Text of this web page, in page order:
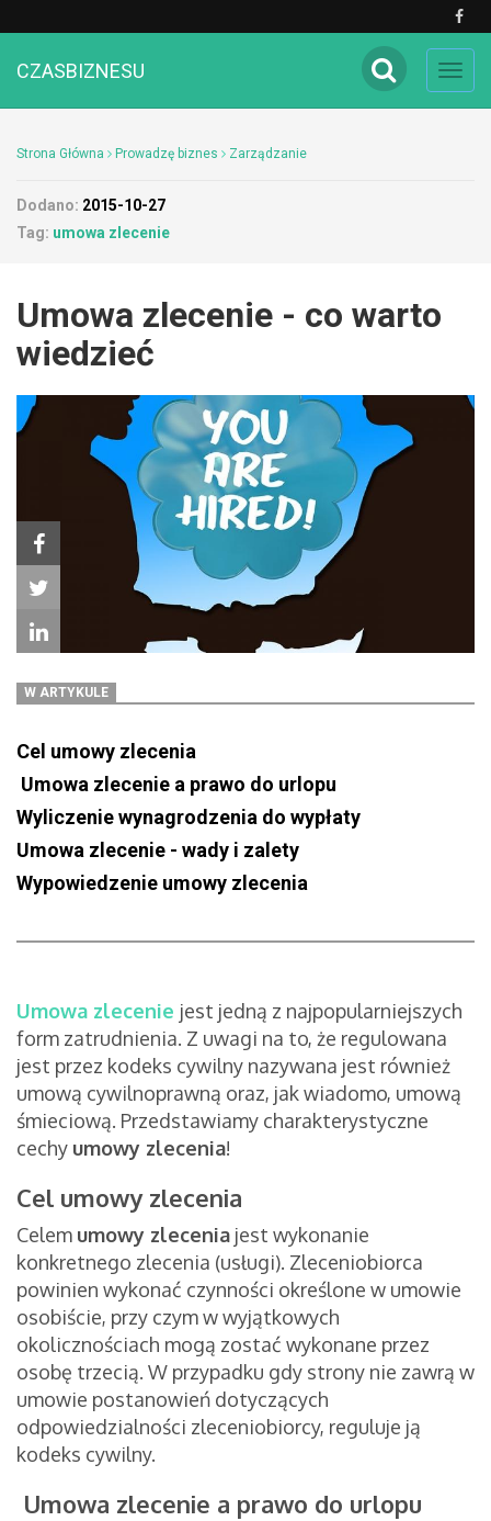
CZASBIZNESU
Strona Główna Prowadzę biznes Zarządzanie
Dodano: 2015-10-27
Tag: umowa zlecenie
Umowa zlecenie - co warto
wiedzieć
W ARTYKULE
Cel umowy zlecenia
Umowa zlecenie a prawo do urlopu
Wyliczenie wynagrodzenia do wypłaty
Umowa zlecenie - wady i zalety
Wypowiedzenie umowy zlecenia
Umowa zlecenie jest jedną z najpopularniejszych
form zatrudnienia. Z uwagi na to, że regulowana
jest przez kodeks cywilny nazywana jest również
umową cywilnoprawną oraz, jak wiadomo, umową
śmieciową. Przedstawiamy charakterystyczne
cechy umowy zlecenia!
Cel umowy zlecenia
Celem umowy zlecenia jest wykonanie
konkretnego zlecenia (usługi). Zleceniobiorca
powinien wykonać czynności określone w umowie
osobiście, przy czym w wyjątkowych
okolicznościach mogą zostać wykonane przez
osobę trzecią. W przypadku gdy strony nie zawrą w
umowie postanowień dotyczących
odpowiedzialności zleceniobiorcy, reguluje ją
kodeks cywilny.
Umowa zlecenie a prawo do urlopu